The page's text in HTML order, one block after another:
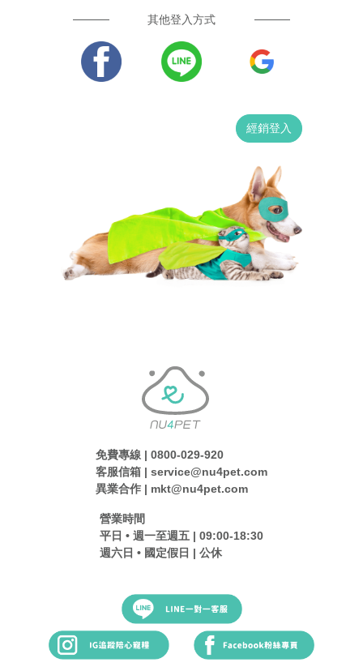
其他登入方式
經銷登入
免費專線 | 0800-029-920
客服信箱 | service@nu4pet.com
異業合作 | mkt@nu4pet.com
營業時間
平日 • 週一至週五 | 09:00-18:30
週六日 • 國定假日 | 公休